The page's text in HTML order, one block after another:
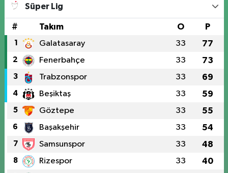
Süper Lig
# Takım O P
1 Galatasaray 33 77
2 Fenerbahçe 33 73
3 Trabzonspor 33 69
4 Beşiktaş 33 59
5 Göztepe 33 55
6 Başakşehir 33 54
7 Samsunspor 33 48
8 Rizespor 33 40